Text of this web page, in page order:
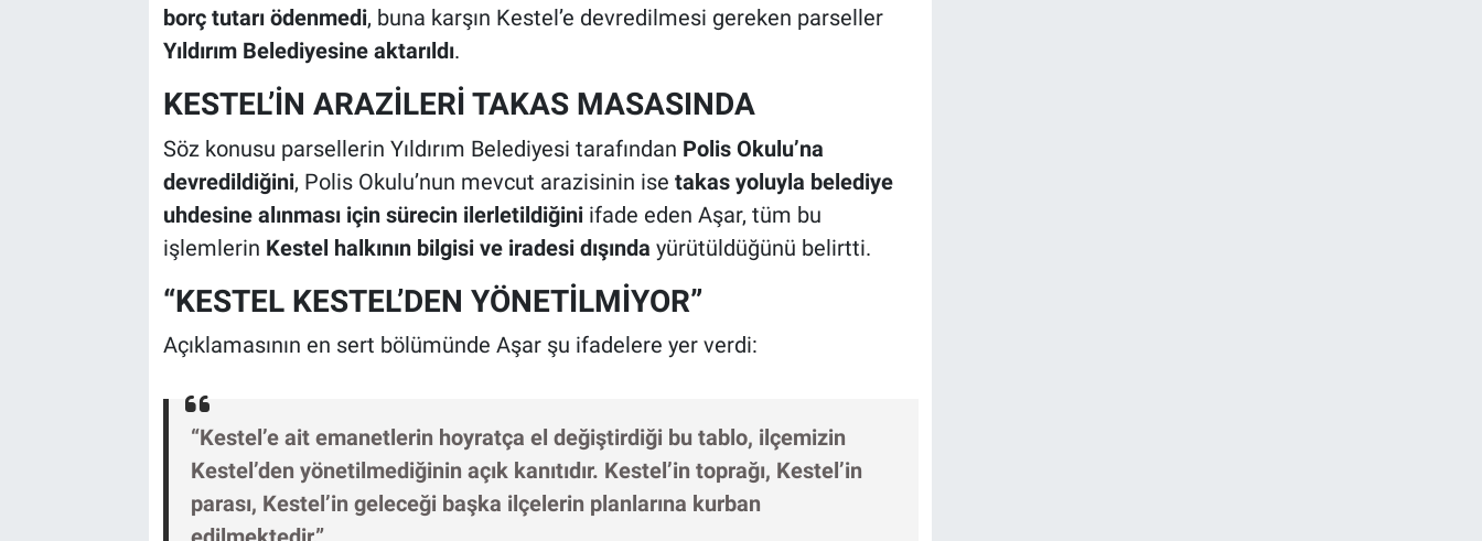
borç tutarı ödenmedi, buna karşın Kestel’e devredilmesi gereken parseller
Yıldırım Belediyesine aktarıldı.
KESTEL’İN ARAZİLERİ TAKAS MASASINDA
Söz konusu parsellerin Yıldırım Belediyesi tarafından Polis Okulu’na
devredildiğini, Polis Okulu’nun mevcut arazisinin ise takas yoluyla belediye
uhdesine alınması için sürecin ilerletildiğiniifade eden Aşar, tüm bu
işlemlerin Kestel halkının bilgisi ve iradesi dışında yürütüldüğünü belirtti.
“KESTEL KESTEL’DEN YÖNETİLMİYOR”
Açıklamasının en sert bölümünde Aşar şu ifadelere yer verdi:
“Kestel’e ait emanetlerin hoyratça el değiştirdiği bu tablo, ilçemizin
Kestel’den yönetilmediğinin açık kanıtıdır. Kestel’in toprağı, Kestel’in
parası, Kestel’in geleceği başka ilçelerin planlarına kurban